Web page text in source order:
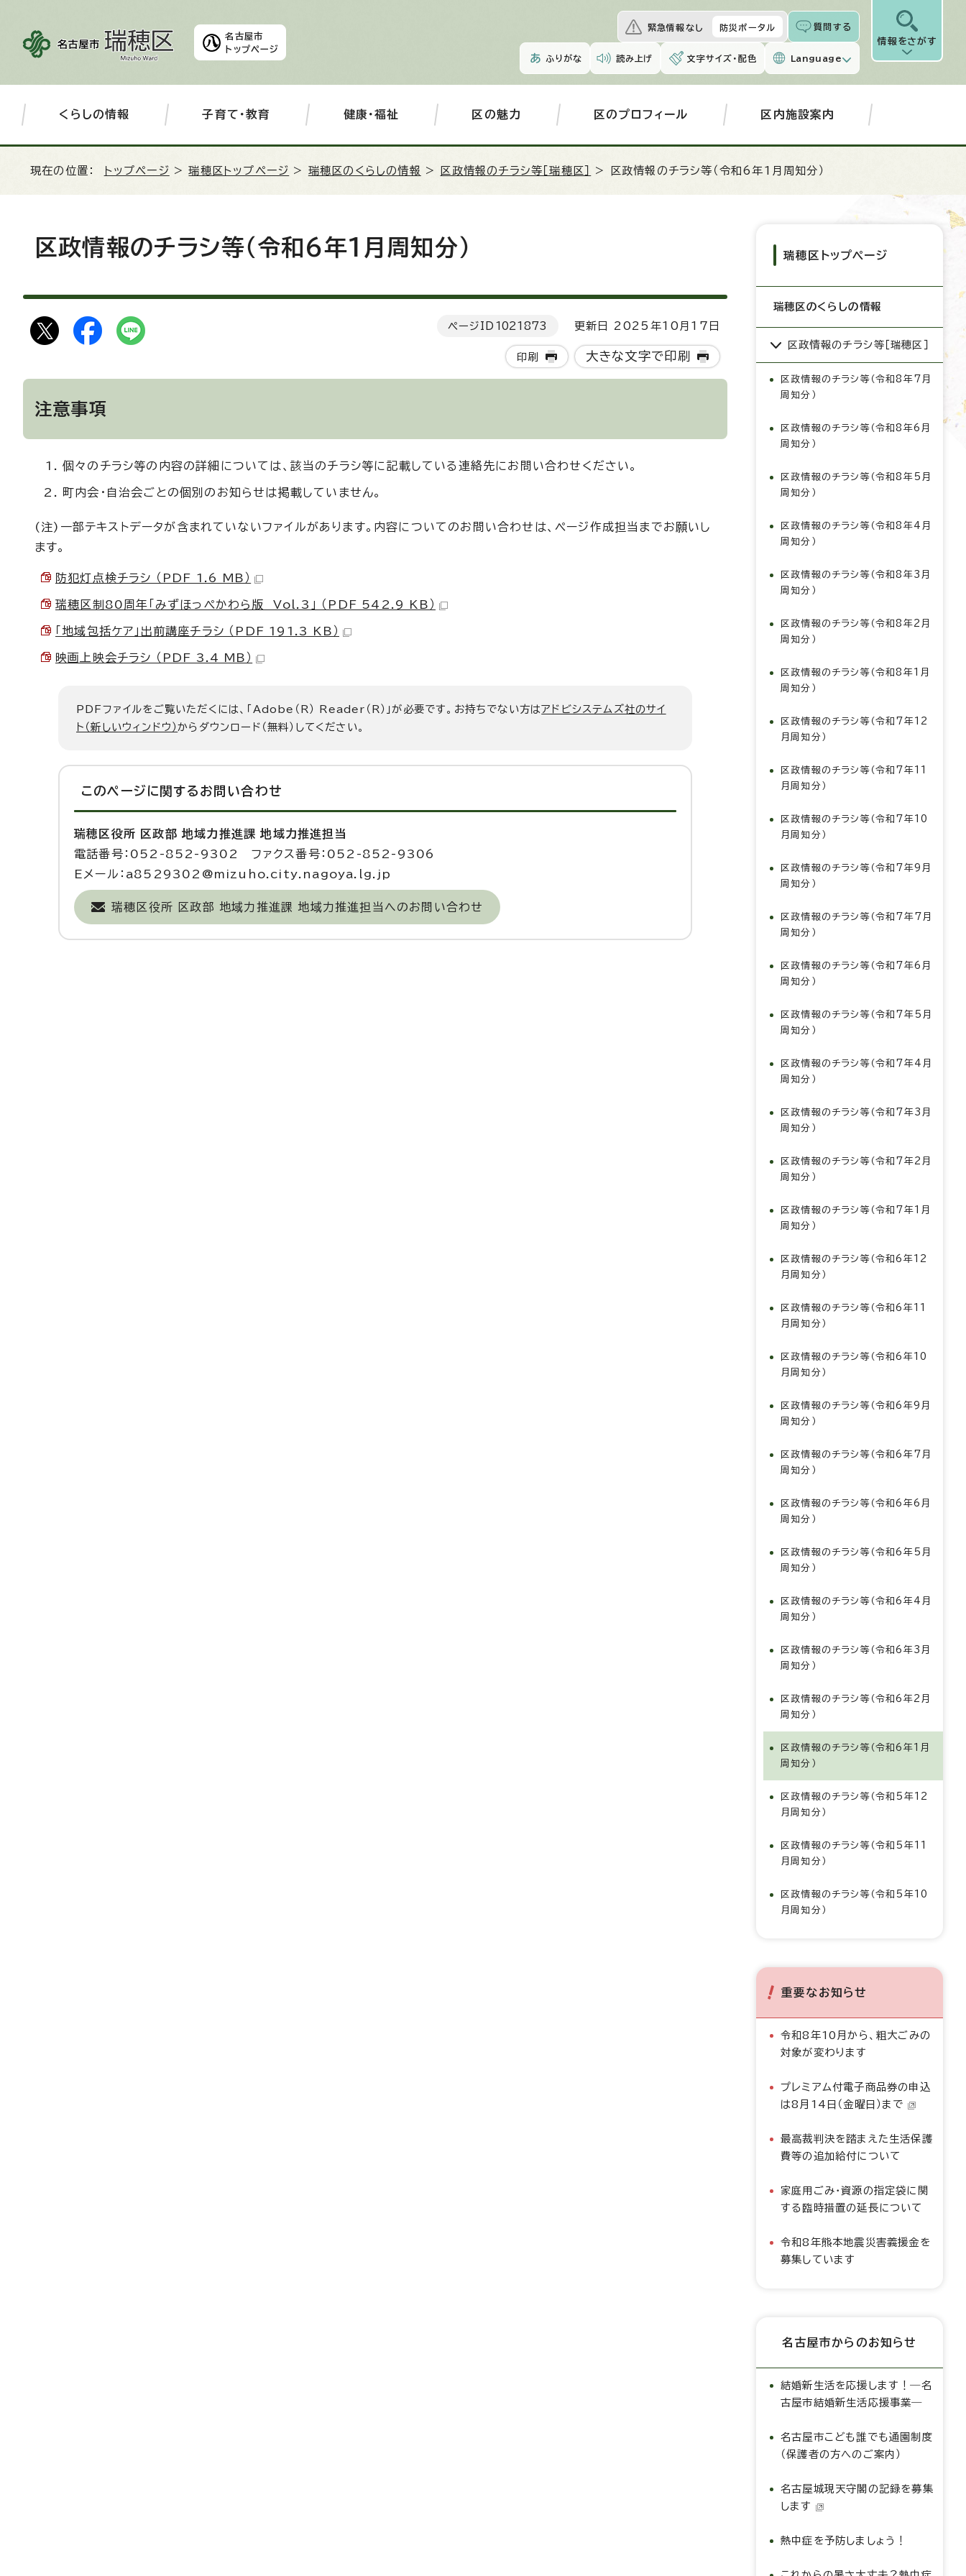
名古屋市
トップページ
緊急情報なし 防災ポータル 質問する
ふりがな 読み上げ 文字サイズ・配色 Language
情報をさがす
くらしの情報 子育て・教育 健康・福祉 区の魅力 区のプロフィール 区内施設案内
現在の位置： トップページ >瑞穂区トップページ > 瑞穂区のくらしの情報 > 区政情報のチラシ等［瑞穂区］ > 区政情報のチラシ等（令和6年1月周知分）
区政情報のチラシ等（令和6年1月周知分）
ページID 1021873 更新日 2025年10月17日
印刷 大きな文字で印刷
注意事項
個々のチラシ等の内容の詳細については、該当のチラシ等に記載している連絡先にお問い合わせください。
町内会・自治会ごとの個別のお知らせは掲載していません。
(注)一部テキストデータが含まれていないファイルがあります。内容についてのお問い合わせは、ページ作成担当までお願いし
ます。
防犯灯点検チラシ （PDF 1.6 MB）
瑞穂区制80周年「みずほっぺかわら版 Vol.3」 （PDF 542.9 KB）
「地域包括ケア」出前講座チラシ （PDF 191.3 KB）
映画上映会チラシ （PDF 3.4 MB）
PDFファイルをご覧いただくには、「Adobe（R） Reader（R）」が必要です。お持ちでない方はアドビシステムズ社のサイ
ト（新しいウィンドウ）からダウンロード（無料）してください。
このページに関する お問い合わせ
瑞穂区役所 区政部 地域力推進課 地域力推進担当
電話番号：052-852-9302 ファクス番号：052-852-9306
Eメール：a8529302@mizuho.city.nagoya.lg.jp
瑞穂区役所 区政部 地域力推進課 地域力推進担当へのお問い合わせ
瑞穂区トップページ
瑞穂区のくらしの情報
区政情報のチラシ等［瑞穂区］
区政情報のチラシ等（令和8年7月
周知分）
区政情報のチラシ等（令和8年6月
周知分）
区政情報のチラシ等（令和8年5月
周知分）
区政情報のチラシ等（令和8年4月
周知分）
区政情報のチラシ等（令和8年3月
周知分）
区政情報のチラシ等（令和8年2月
周知分）
区政情報のチラシ等（令和8年1月
周知分）
区政情報のチラシ等（令和7年12
月周知分）
区政情報のチラシ等（令和7年11
月周知分）
区政情報のチラシ等（令和7年10
月周知分）
区政情報のチラシ等（令和7年9月
周知分）
区政情報のチラシ等（令和7年7月
周知分）
区政情報のチラシ等（令和7年6月
周知分）
区政情報のチラシ等（令和7年5月
周知分）
区政情報のチラシ等（令和7年4月
周知分）
区政情報のチラシ等（令和7年3月
周知分）
区政情報のチラシ等（令和7年2月
周知分）
区政情報のチラシ等（令和7年1月
周知分）
区政情報のチラシ等（令和6年12
月周知分）
区政情報のチラシ等（令和6年11
月周知分）
区政情報のチラシ等（令和6年10
月周知分）
区政情報のチラシ等（令和6年9月
周知分）
区政情報のチラシ等（令和6年7月
周知分）
区政情報のチラシ等（令和6年6月
周知分）
区政情報のチラシ等（令和6年5月
周知分）
区政情報のチラシ等（令和6年4月
周知分）
区政情報のチラシ等（令和6年3月
周知分）
区政情報のチラシ等（令和6年2月
周知分）
区政情報のチラシ等（令和6年1月
周知分）
区政情報のチラシ等（令和5年12
月周知分）
区政情報のチラシ等（令和5年11
月周知分）
区政情報のチラシ等（令和5年10
月周知分）
重要なお知らせ
令和8年10月から、粗大ごみの
対象が変わります
プレミアム付電子商品券の申込
は8月14日（金曜日）まで
最高裁判決を踏まえた生活保護
費等の追加給付について
家庭用ごみ・資源の指定袋に関
する臨時措置の延長について
令和8年熊本地震災害義援金を
募集しています
名古屋市からのお知らせ
結婚新生活を応援します！―名
古屋市結婚新生活応援事業―
名古屋市こども誰でも通園制度
（保護者の方へのご案内）
名古屋城現天守閣の記録を募集
します
熱中症を予防しましょう！